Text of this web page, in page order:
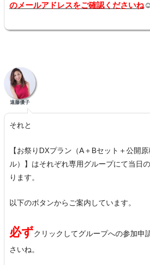
のメールアドレスをご確認くださいね☺
遠藤優子
それと
【お祭りDXプラン（A＋Bセット＋公開
ル）】はそれぞれ専用グループにて当日
ります。
以下のボタンからご案内しています。
必ずクリックしてグループへの参加申
さいね。